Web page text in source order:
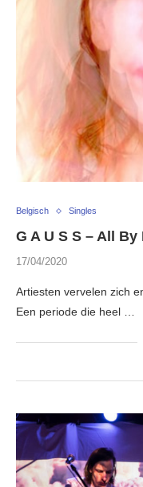
Belgisch Singles
G A U S S – All
17/04/2020
Artiesten vervelen zich
Een periode die heel …